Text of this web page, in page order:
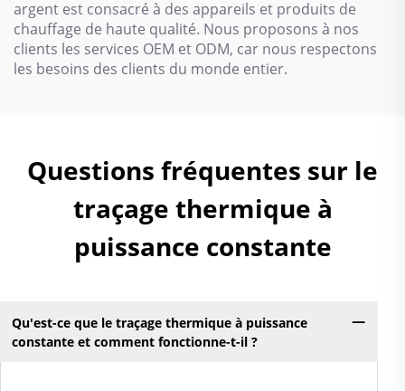
argent est consacré à des appareils et produits de
chauffage de haute qualité. Nous proposons à nos
clients les services OEM et ODM, car nous respectons
les besoins des clients du monde entier.
Questions fréquentes sur le
traçage thermique à
puissance constante
Qu'est-ce que le traçage thermique à puissance
constante et comment fonctionne-t-il ?